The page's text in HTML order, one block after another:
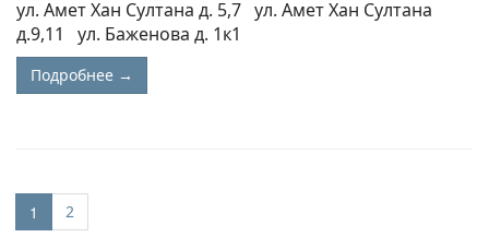
ул. Амет Хан Султана д. 5,7 ул. Амет Хан Султана
д.9,11 ул. Баженова д. 1к1
Подробнее →
1 (current)
2